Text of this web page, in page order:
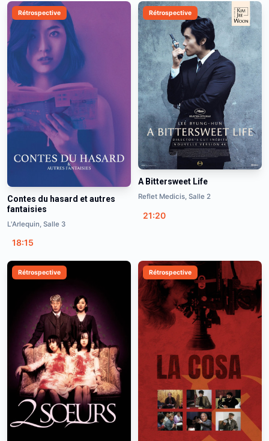
Rétrospective
Contes du hasard et autres
fantaisies
L'Arlequin, Salle 3
18:15
Rétrospective
A Bittersweet Life
Reflet Medicis, Salle 2
21:20
Rétrospective Rétrospective